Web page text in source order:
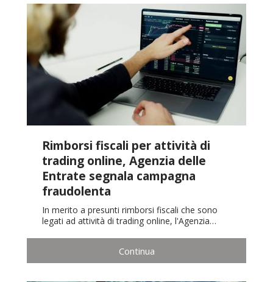
Rimborsi fiscali per attività di
trading online, Agenzia delle
Entrate segnala campagna
fraudolenta
In merito a presunti rimborsi fiscali che sono
legati ad attività di trading online, l'Agenzia…
Continua